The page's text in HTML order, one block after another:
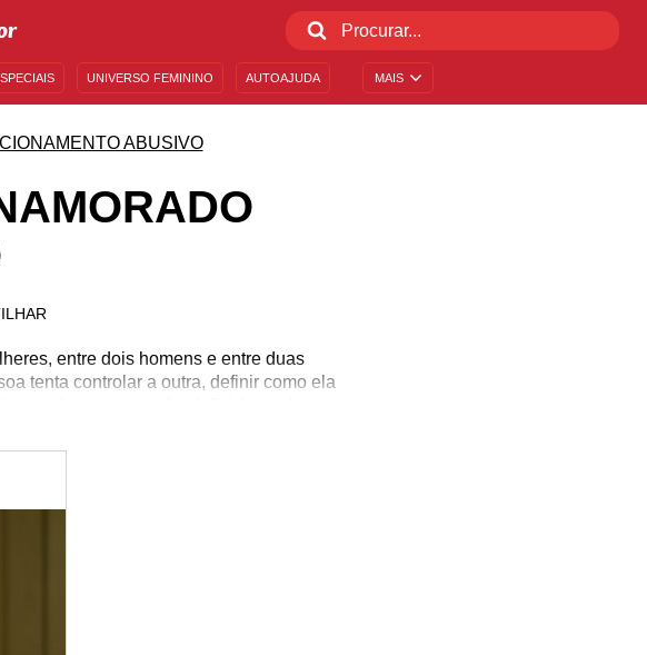
MAIS
UNIVERSO FEMININO AUTOAJUDA
ABUSIVO
entre dois homens e entre duas
tenta controlar a outra, definir como ela
acordo com o que for definido, pode ser
amor, respeito, atenção e compreensão.
abusivo e compartilhe seus